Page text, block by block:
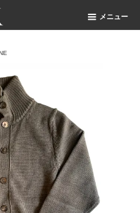
メニュー